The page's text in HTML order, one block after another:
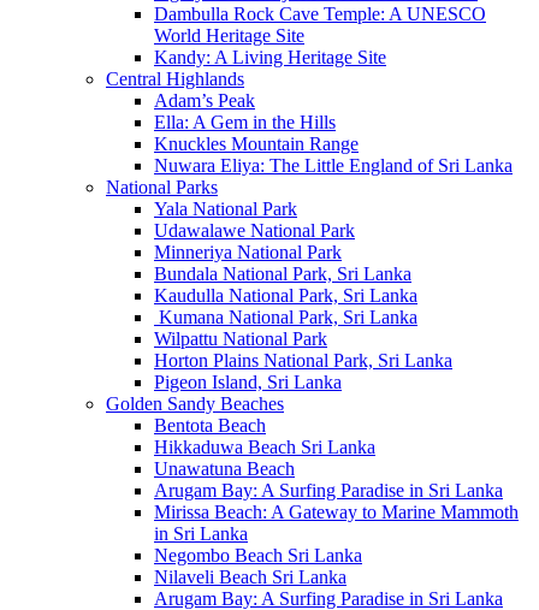
Dambulla Rock Cave Temple: A UNESCO
World Heritage Site
Kandy: A Living Heritage Site
Central Highlands
Adam’s Peak
Ella: A Gem in the Hills
Knuckles Mountain Range
Nuwara Eliya: The Little England of Sri Lanka
National Parks
Yala National Park
Udawalawe National Park
Minneriya National Park
Bundala National Park, Sri Lanka
Kaudulla National Park, Sri Lanka
Kumana National Park, Sri Lanka
Wilpattu National Park
Horton Plains National Park, Sri Lanka
Pigeon Island, Sri Lanka
Golden Sandy Beaches
Bentota Beach
Hikkaduwa Beach Sri Lanka
Unawatuna Beach
Arugam Bay: A Surfing Paradise in Sri Lanka
Mirissa Beach: A Gateway to Marine Mammoth
in Sri Lanka
Negombo Beach Sri Lanka
Nilaveli Beach Sri Lanka
Arugam Bay: A Surfing Paradise in Sri Lanka